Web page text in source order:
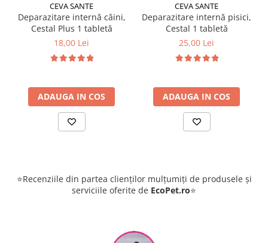
CEVA SANTE
Deparazitare internă câini,
Cestal Plus 1 tabletă
18,00 Lei
ADAUGA IN COS
CEVA SANTE
Deparazitare internă pisici,
Cestal 1 tabletă
25,00 Lei
ADAUGA IN COS
⭐Recenziile din partea clienților mulțumiți de produsele și
serviciile oferite de EcoPet.ro⭐